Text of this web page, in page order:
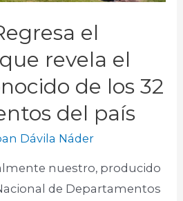
el
revela el
de los 32
del país
Dávila Náder
nuestro, producido
de Departamentos